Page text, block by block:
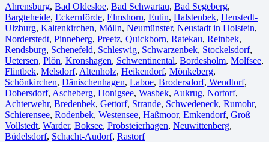
Ahrensburg, Bad Oldesloe, Bad Schwartau, Bad Segeberg,
Bargteheide, Eckernförde, Elmshorn, Eutin, Halstenbek, Henstedt-
Ulzburg, Kaltenkirchen, Mölln, Neumünster, Neustadt in Holstein,
Norderstedt, Pinneberg, Preetz, Quickborn, Ratekau, Reinbek,
Rendsburg, Schenefeld, Schleswig, Schwarzenbek, Stockelsdorf,
Uetersen, Plön, Kronshagen, Schwentinental, Bordesholm, Molfsee,
Flintbek, Melsdorf, Altenholz, Heikendorf, Mönkeberg,
Schönkirchen, Dänischenhagen, Laboe, Brodersdorf, Wendtorf,
Dobersdorf, Ascheberg, Honigsee, Wasbek, Aukrug, Nortorf,
Achterwehr, Bredenbek, Gettorf, Strande, Schwedeneck, Rumohr,
Schierensee, Rodenbek, Westensee, Haßmoor, Emkendorf, Groß
Vollstedt, Warder, Boksee, Probsteierhagen, Neuwittenberg,
Büdelsdorf, Schacht-Audorf, Rastorf